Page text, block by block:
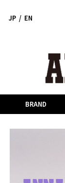
JP / EN
BRAND